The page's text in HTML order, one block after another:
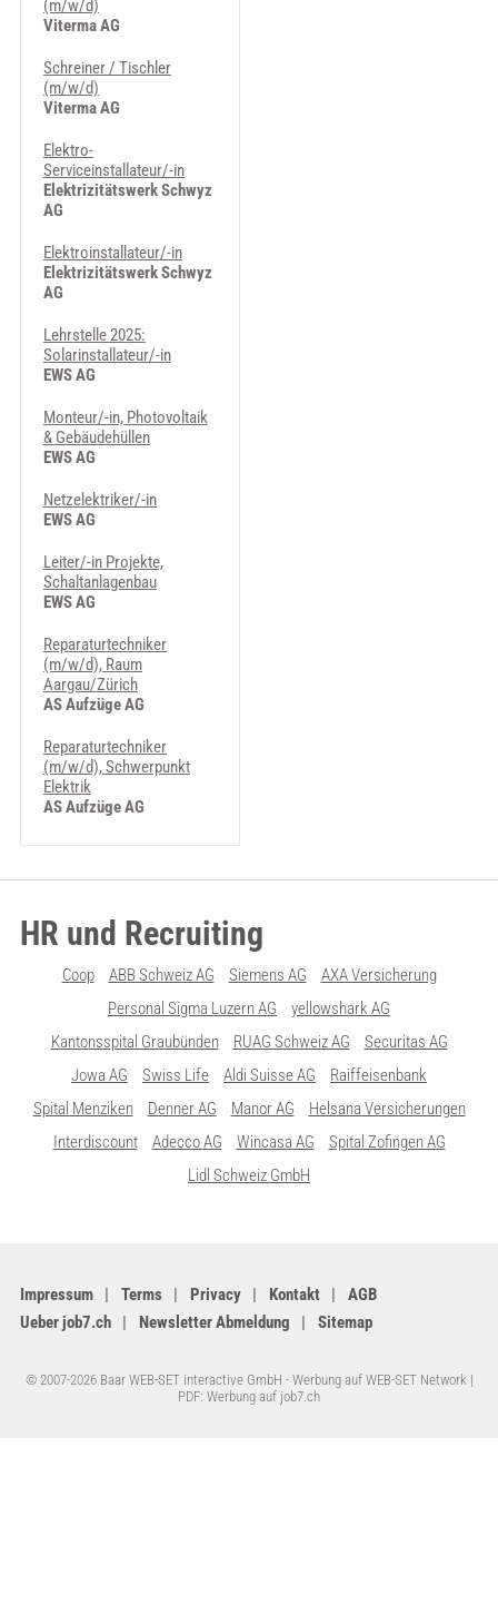
(m/w/d)
Viterma AG
Schreiner / Tischler
(m/w/d)
Viterma AG
Elektro-
Serviceinstallateur/-in
Elektrizitätswerk Schwyz
AG
Elektroinstallateur/-in
Elektrizitätswerk Schwyz
AG
Lehrstelle 2025:
Solarinstallateur/-in
EWS AG
Monteur/-in, Photovoltaik
& Gebäudehüllen
EWS AG
Netzelektriker/-in
EWS AG
Leiter/-in Projekte,
Schaltanlagenbau
EWS AG
Reparaturtechniker
(m/w/d), Raum
Aargau/Zürich
AS Aufzüge AG
Reparaturtechniker
(m/w/d), Schwerpunkt
Elektrik
AS Aufzüge AG
HR und Recruiting
Coop ABB Schweiz AG Siemens AG
AXA Versicherung
Personal Sigma Luzern AG
yellowshark AG
Kantonsspital Graubünden
RUAG Schweiz AG
Securitas AG
Jowa AG
Swiss Life Aldi Suisse AG
Raiffeisenbank
Spital Menziken
Denner AG Manor AG
Helsana Versicherungen
Interdiscount
Adecco AG Wincasa AG
Spital Zofingen AG
Lidl Schweiz GmbH
Impressum Terms Privacy Kontakt
AGB
Ueber job7.ch
Newsletter Abmeldung Sitemap
© 2007-2026 Baar WEB-SET interactive GmbH - Werbung auf WEB-SET Network |
PDF: Werbung auf job7.ch